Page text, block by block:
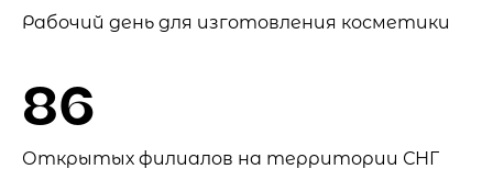
Рабочий день для изготовления косметики
86
Открытых филиалов на территории СНГ